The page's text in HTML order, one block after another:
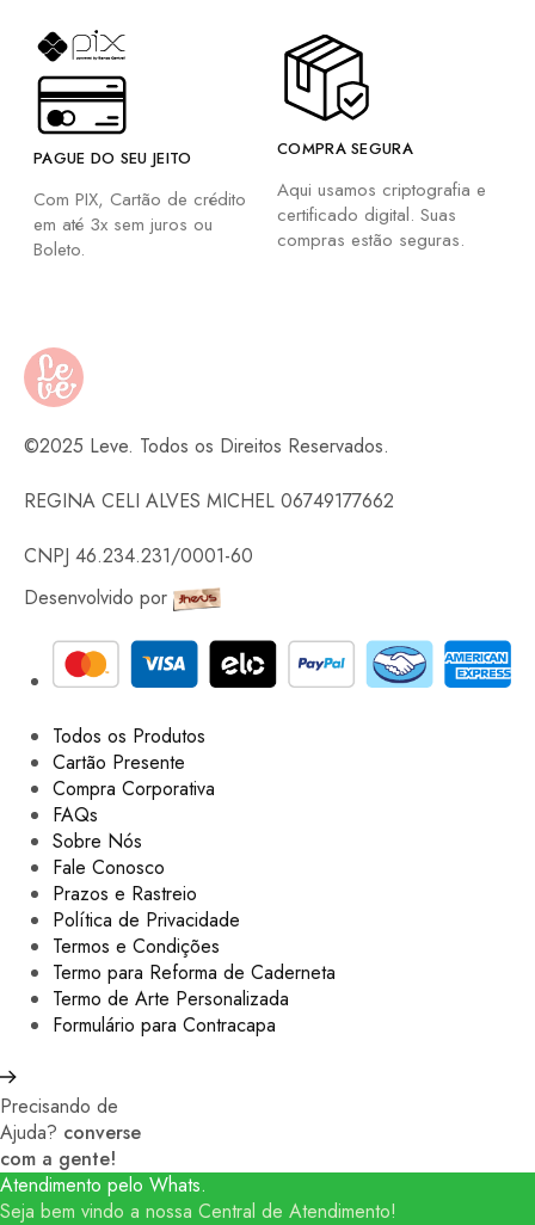
PAGUE DO SEU JEITO
Com PIX, Cartão de crédito
em até 3x sem juros ou
Boleto.
COMPRA SEGURA
Aqui usamos criptografia e
certificado digital. Suas
compras estão seguras.
©2025 Leve. Todos os Direitos Reservados.
REGINA CELI ALVES MICHEL 06749177662
CNPJ 46.234.231/0001-60
Desenvolvido por
Todos os Produtos
Cartão Presente
Compra Corporativa
FAQs
Sobre Nós
Fale Conosco
Prazos e Rastreio
Política de Privacidade
Termos e Condições
Termo para Reforma de Caderneta
Termo de Arte Personalizada
Formulário para Contracapa
Precisando de
Ajuda? converse
com a gente!
Atendimento pelo Whats.
Seja bem vindo a nossa Central de Atendimento!